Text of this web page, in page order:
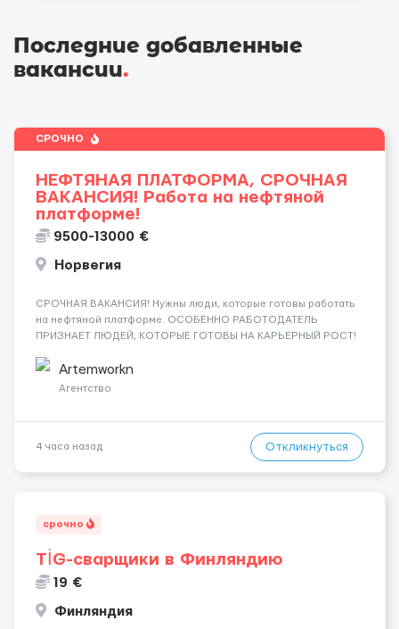
Последние добавленные
вакансии.
СРОЧНО
НЕФТЯНАЯ ПЛАТФОРМА, СРОЧНАЯ
ВАКАНСИЯ! Работа на нефтяной
платформе!
9500-13000 €
Норвегия
СРОЧНАЯ ВАКАНСИЯ! Нужны люди, которые готовы работать
на нефтяной платформе. ОСОБЕННО РАБОТОДАТЕЛЬ
ПРИЗНАЕТ ЛЮДЕЙ, КОТОРЫЕ ГОТОВЫ НА КАРЬЕРНЫЙ РОСТ!
сварщика, Помощник механика ( стыковка метала, зачистка
метала, подготовка рабочего места и т....
Artemworkn
Агентство
4 часа назад Откликнуться
срочно
TİG-сварщики в Финляндию
19 €
Финляндия